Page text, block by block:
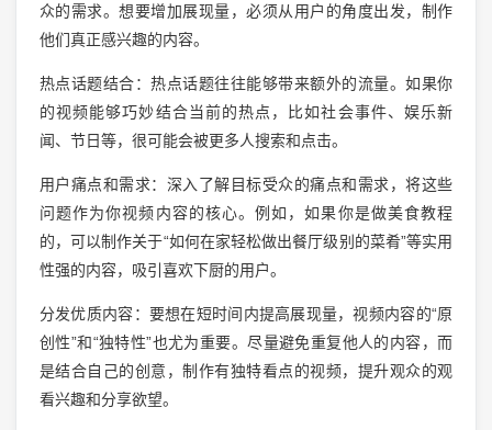
众的需求。想要增加展现量，必须从用户的角度出发，制作
他们真正感兴趣的内容。
热点话题结合：热点话题往往能够带来额外的流量。如果你
的视频能够巧妙结合当前的热点，比如社会事件、娱乐新
闻、节日等，很可能会被更多人搜索和点击。
用户痛点和需求：深入了解目标受众的痛点和需求，将这些
问题作为你视频内容的核心。例如，如果你是做美食教程
的，可以制作关于“如何在家轻松做出餐厅级别的菜肴”等实用
性强的内容，吸引喜欢下厨的用户。
分发优质内容：要想在短时间内提高展现量，视频内容的“原
创性”和“独特性”也尤为重要。尽量避免重复他人的内容，而
是结合自己的创意，制作有独特看点的视频，提升观众的观
看兴趣和分享欲望。